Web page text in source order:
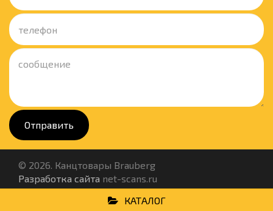
Отправить
© 2026. Канцтовары Brauberg
Разработка сайта net-scans.ru